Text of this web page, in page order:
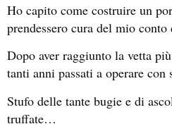
Ho capito come costruire un
prendessero cura del mio
Dopo aver raggiunto la vetta
tanti anni passati a operare
Stufo delle tante bugie e di
truffate…